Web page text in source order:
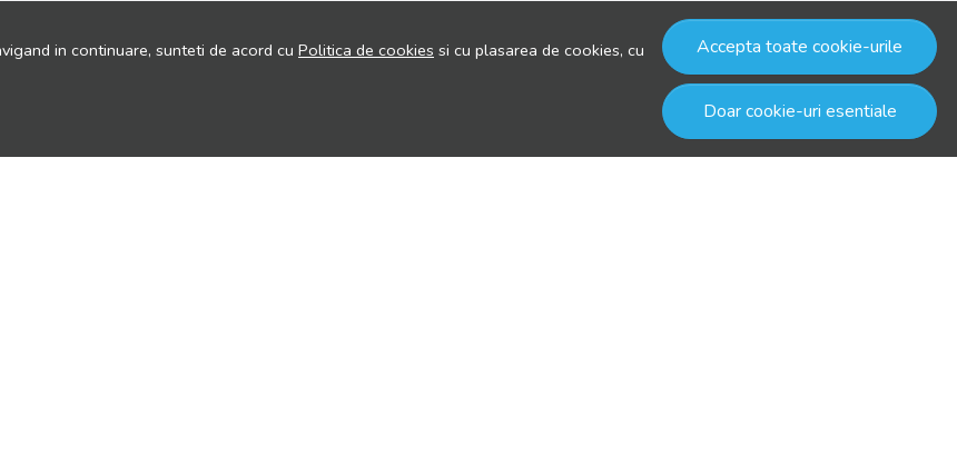
in continuare, sunteti de acord cu Politica de cookies si cu plasarea de cookies, cu
Accepta toate cookie-urile
Doar cookie-uri esentiale